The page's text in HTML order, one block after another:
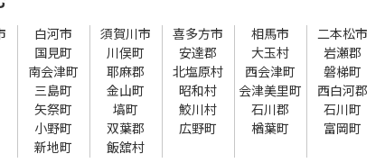
白河市 須賀川市 喜多方市 相馬市 二本松市
国見町 川俣町 安達郡 大玉村 岩瀬郡
南会津町 耶麻郡 北塩原村 西会津町 磐梯町
三島町 金山町 昭和村 会津美里町 西白河郡
矢祭町 塙町 鮫川村 石川郡 石川町
小野町 双葉郡 広野町 楢葉町 富岡町
新地町 飯舘村